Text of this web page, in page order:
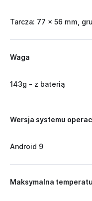
Tarcza: 77 × 56 mm,
Waga
143g - z baterią
Wersja systemu
Android 9
Maksymalna